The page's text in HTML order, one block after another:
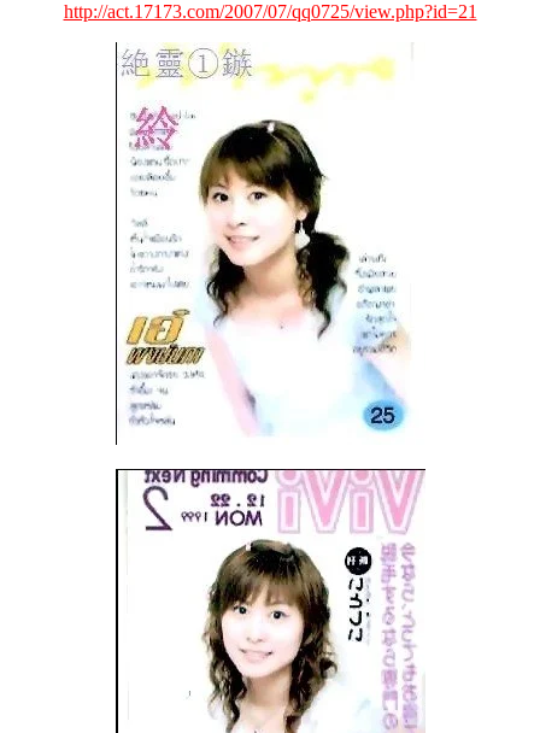
http://act.17173.com/2007/07/qq0725/view.php?id=21